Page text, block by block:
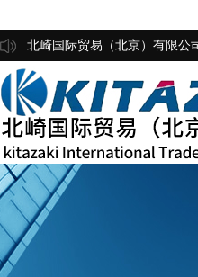
北崎国际贸易（北京）有限公